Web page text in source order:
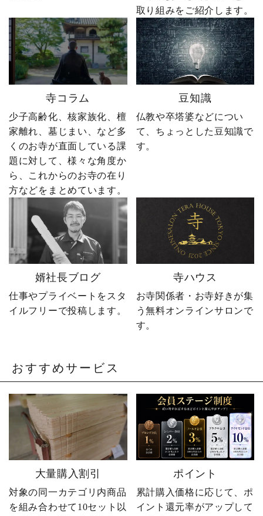
ーーーーーー 創業明治15
年｜卒塔婆専門メーカー
東京・日の出町を拠点
に、全国6,000以上のお寺
とお取引する、 お寺のこ
とを知り尽くした“卒塔婆
屋”です。 卒塔婆に関する
疑問をわかりやすく解説
しながら、 住職・寺院向
けの有益な情報や やじ社
長の日常まで発信中！▶
@sotoubaya140 ご相談は
DM・公式LINEからお気
軽にどうぞ📩 #やじ社長 #
卒塔婆 #卒塔婆屋さん #日
の出町 婿社長
続きは第4話「逆転編」。
ぜひ最後までご覧いただ
き、感想をコメントで教
えてください！ 「いい
ね」「保存」「フォロ
ー」も励みになります。
ーーーーーーーーーーー
ーーーーーー 創業明治15
年｜卒塔婆専門メーカー
東京・日の出町を拠点
に、全国6,000以上のお寺
とお取引する、 お寺のこ
しながら、 住職・寺院向
けの有益な情報や やじ社
長の日常まで発信中！▶
@sotoubaya140 ご相談は
DM・公式LINEからお気
軽にどうぞ📩 #やじ社長 #
卒塔婆 #卒塔婆屋さん #日
の出町 婿社長
取り組みをご紹介します。
寺コラム
少子高齢化、核家族化、檀
家離れ、墓じまい、など多
くのお寺が直面している課
題に対して、様々な角度か
ら、これからのお寺の在り
方などをまとめています。
豆知識
仏教や卒塔婆などについ
て、ちょっとした豆知識で
す。
婿社長ブログ
仕事やプライベートをスタ
イルフリーで投稿します。
寺ハウス
お寺関係者・お寺好きが集
う無料オンラインサロンで
す。
おすすめサービス
大量購入割引
対象の同一カテゴリ内商品
を組み合わせて10セット以
ポイント
累計購入価格に応じて、ポ
イント還元率がアップして